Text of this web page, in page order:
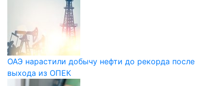
ОАЭ нарастили добычу нефти до рекорда после
выхода из ОПЕК